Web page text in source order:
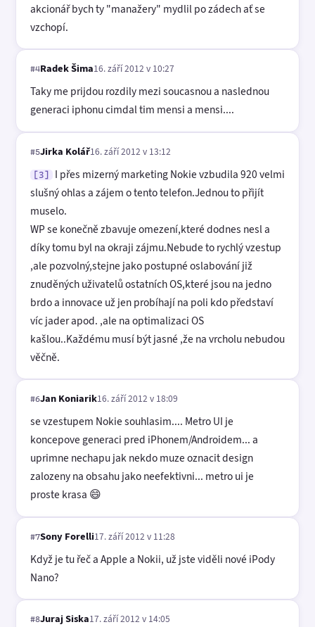
akcionář bych ty "manažery" mydlil po zádech ať se
vzchopí.
#4Radek Šima16. září 2012 v 10:27
Taky me prijdou rozdily mezi soucasnou a naslednou
generaci iphonu cimdal tim mensi a mensi....
#5Jirka Kolář16. září 2012 v 13:12
[3]
I přes mizerný marketing Nokie vzbudila 920 velmi
slušný ohlas a zájem o tento telefon.Jednou to přijít
muselo.
WP se konečně zbavuje omezení,které dodnes nesl a
díky tomu byl na okraji zájmu.Nebude to rychlý vzestup
,ale pozvolný,stejne jako postupné oslabování již
znuděných uživatelů ostatních OS,které jsou na jedno
brdo a innovace už jen probíhají na poli kdo představí
víc jader apod. ,ale na optimalizaci OS
kašlou..Každému musí být jasné ,že na vrcholu nebudou
věčně.
#6Jan Koniarik16. září 2012 v 18:09
se vzestupem Nokie souhlasim.... Metro UI je
koncepove generaci pred iPhonem/Androidem... a
uprimne nechapu jak nekdo muze oznacit design
zalozeny na obsahu jako neefektivni... metro ui je
proste krasa 😄
#7Sony Forelli17. září 2012 v 11:28
Když je tu řeč a Apple a Nokii, už jste viděli nové iPody
Nano?
#8Juraj Siska17. září 2012 v 14:05